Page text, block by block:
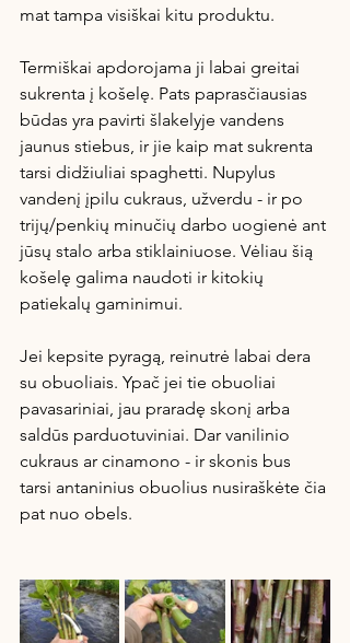
mat tampa visiškai kitu produktu.
Termiškai apdorojama ji labai greitai
sukrenta į košelę. Pats paprasčiausias
būdas yra pavirti šlakelyje vandens
jaunus stiebus, ir jie kaip mat sukrenta
tarsi didžiuliai spaghetti. Nupylus
vandenį įpilu cukraus, užverdu - ir po
trijų/penkių minučių darbo uogienė ant
jūsų stalo arba stiklainiuose. Vėliau šią
košelę galima naudoti ir kitokių
patiekalų gaminimui.
Jei kepsite pyragą, reinutrė labai dera
su obuoliais. Ypač jei tie obuoliai
pavasariniai, jau praradę skonį arba
saldūs parduotuviniai. Dar vanilinio
cukraus ar cinamono - ir skonis bus
tarsi antaninius obuolius nusiraškėte čia
pat nuo obels.